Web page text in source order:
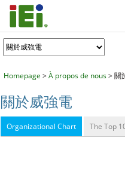
Homepage >À propos de nous> 關
關於威強電
Organizational Chart The Top